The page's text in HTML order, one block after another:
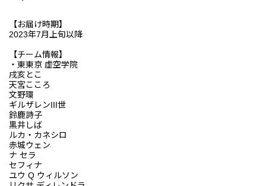
【お届け時期】
2023年7月上旬以降
【チーム情報】
・東東京 虚空学院
戌亥とこ
天宮こころ
文野環
ギルザレンIII世
鈴鹿詩子
黒井しば
ルカ・カネシロ
赤城ウェン
ナ セラ
セフィナ
ユウ Q ウィルソン